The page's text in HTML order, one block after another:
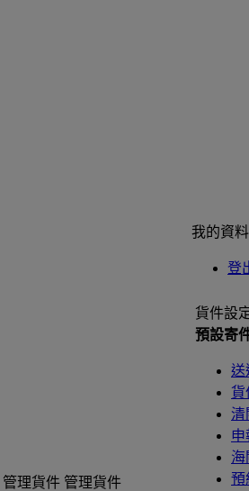
我的資料
登
管理貨件 管理貨件
貨件設
預設寄
送
貨
清
申
海
預